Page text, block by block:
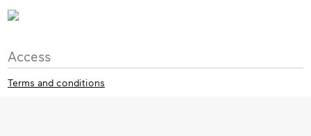
Access
Terms and conditions